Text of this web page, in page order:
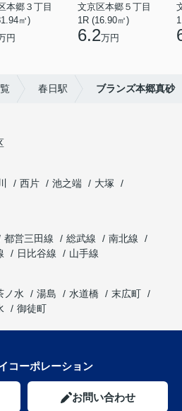
本郷３丁目
㎡)
円
文京区本郷５丁目
1R (16.90㎡)
6.2万円
春日駅 ブランズ本郷真砂
西片 池之端
大塚
都営三田線 総武線
南北線
日比谷線
山手線
ノ水 湯島 水道橋
末広町
御徒町
コーポレーション
お問い合わせ